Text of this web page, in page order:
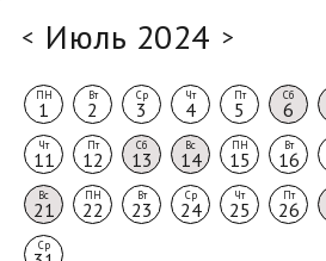
< Июль 2024 >
ПН
1
Вт
2
Ср
3
Чт
4
Пт
5
Сб
6
Чт
11
Пт
12
Сб
13
Вс
14
ПН
15
Вт
16
Вс
21
ПН
22
Вт
23
Ср
24
Чт
25
Пт
26
Ср